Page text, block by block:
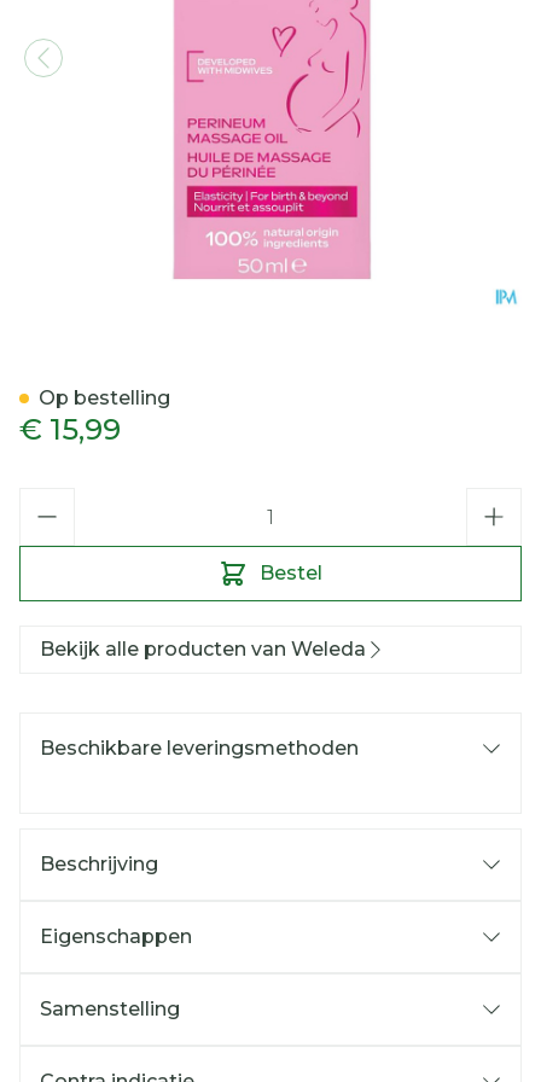
€ 15,99
Bestel
Op bestelling
Bekijk alle producten van Weleda
Beschikbare leveringsmethoden
Beschrijving
Eigenschappen
Samenstelling